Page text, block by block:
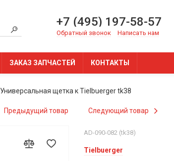
+7 (495) 197-58-57
Обратный звонок Написать нам
ЗАКАЗ ЗАПЧАСТЕЙ КОНТАКТЫ
Универсальная щетка к Tielbuerger tk38
Предыдущий товар Следующий товар
AD-090-082 (tk38)
Tielbuerger